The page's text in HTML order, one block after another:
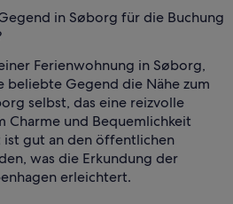
in Søborg für die Buchung
Ferienwohnung in Søborg,
beliebte Gegend die Nähe zum
selbst, das eine reizvolle
Charme und Bequemlichkeit
ist gut an den öffentlichen
was die Erkundung der
erleichtert.